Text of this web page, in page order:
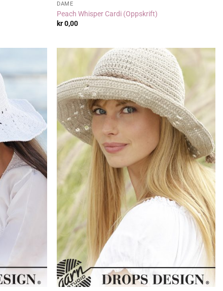
DAME
Peach Whisper Cardi (Oppskrift)
kr0,00